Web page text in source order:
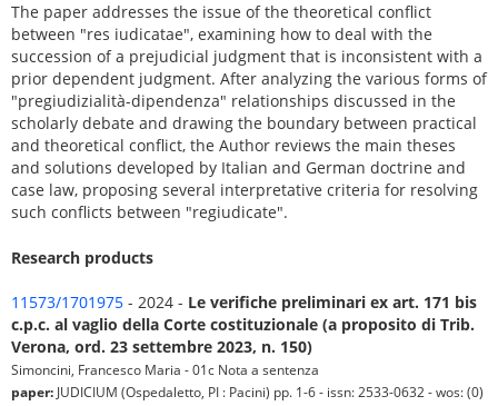
The paper addresses the issue of the theoretical conflict
between "res iudicatae", examining how to deal with the
succession of a prejudicial judgment that is inconsistent with a
prior dependent judgment. After analyzing the various forms of
"pregiudizialità-dipendenza" relationships discussed in the
scholarly debate and drawing the boundary between practical
and theoretical conflict, the Author reviews the main theses
and solutions developed by Italian and German doctrine and
case law, proposing several interpretative criteria for resolving
such conflicts between "regiudicate".
Research products
11573/1701975 - 2024 - Le verifiche preliminari ex art. 171 bis
c.p.c. al vaglio della Corte costituzionale (a proposito di Trib.
Verona, ord. 23 settembre 2023, n. 150)
Simoncini, Francesco Maria - 01c Nota a sentenza
paper: JUDICIUM (Ospedaletto, PI : Pacini) pp. 1-6 - issn: 2533-0632 - wos: (0)